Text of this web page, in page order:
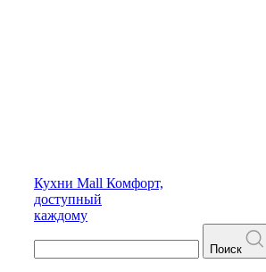
Кухни Mall Комфорт,
доступный
каждому
Поиск